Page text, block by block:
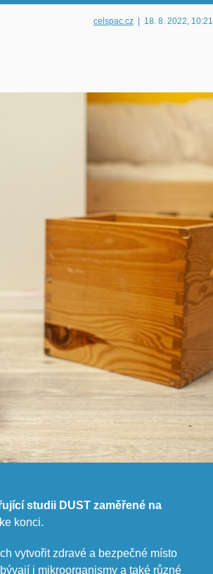
celspac.cz 18. 8. 2022, 10:21
studii DUST zaměřené na
konci.
vytvořit zdravé a bezpečné místo
i mikroorganismy a také různé